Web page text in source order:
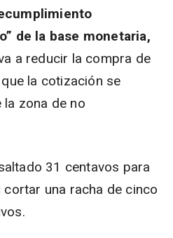
de la base monetaria,
a reducir la compra de
la cotización se
zona de no
31 centavos para
una racha de cinco